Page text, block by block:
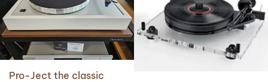
Pro-Ject the classic